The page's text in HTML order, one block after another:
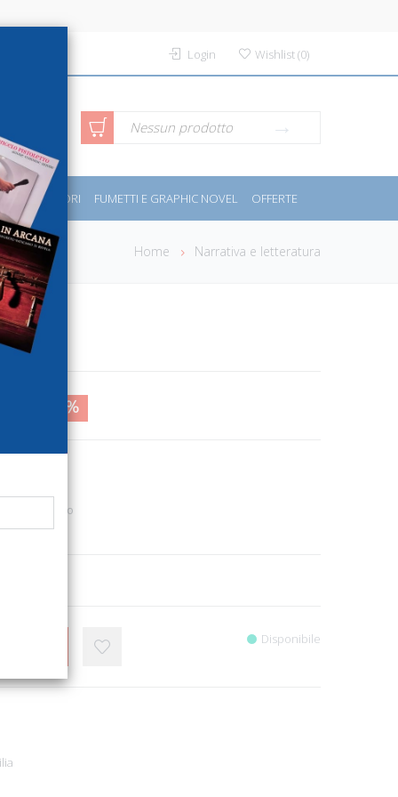
Login Wishlist(0)
Nessun prodotto
E MOTORI FUMETTI E GRAPHIC NOVEL OFFERTE
Home Narrativa e letteratura
17%
- Teatro
Disponibile